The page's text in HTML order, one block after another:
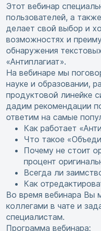
Этот вебинар
пользователей, а
делает свой выбор и
возможностях и
обнаружения
«Антиплагиат».
На вебинаре мы
науке и образовании,
продуктовой линейке
дадим рекомендации
ответим на самые
Как работает
Что такое
Почему не стоит
процент
Всегда ли
Как
Во время вебинара Вы
коллегами в чате и
специалистам.
Программа вебинара: